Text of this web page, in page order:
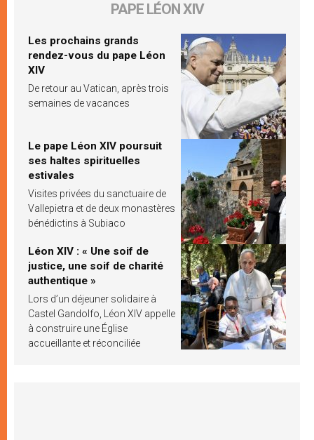
PAPE LÉON XIV
Les prochains grands
rendez-vous du pape Léon
XIV
De retour au Vatican, après trois
semaines de vacances
Le pape Léon XIV poursuit
ses haltes spirituelles
estivales
Visites privées du sanctuaire de
Vallepietra et de deux monastères
bénédictins à Subiaco
Léon XIV : « Une soif de
justice, une soif de charité
authentique »
Lors d’un déjeuner solidaire à
Castel Gandolfo, Léon XIV appelle
à construire une Église
accueillante et réconciliée